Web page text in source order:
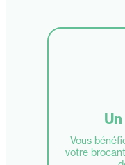
Vous
votre